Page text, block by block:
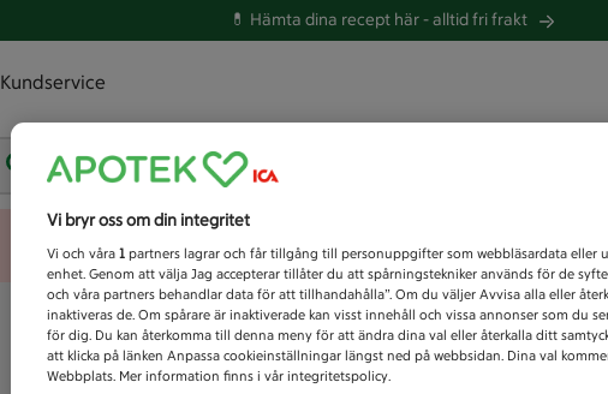
💊 Hämta dina recept här -alltid fri frakt
Kundservice
Vad letar du efter idag?
Unknown
Vi bryr oss om din integritet
Vi och våra 1 partners lagrar och får tillgång till personuppgifter som webbläsardata eller
enhet. Genom att välja Jag accepterar tillåter du att spårningstekniker används för de
och våra partners behandlar data för att tillhandahålla”. Om du väljer Avvisa alla eller
inaktiveras de. Om spårare är inaktiverade kan visst innehåll och vissa annonser som du
för dig. Du kan återkomma till denna meny för att ändra dina val eller återkalla ditt
att klicka på länken Anpassa cookieinställningar längst ned på webbsidan. Dina val
Webbplats. Mer information finns i vår integritetspolicy.